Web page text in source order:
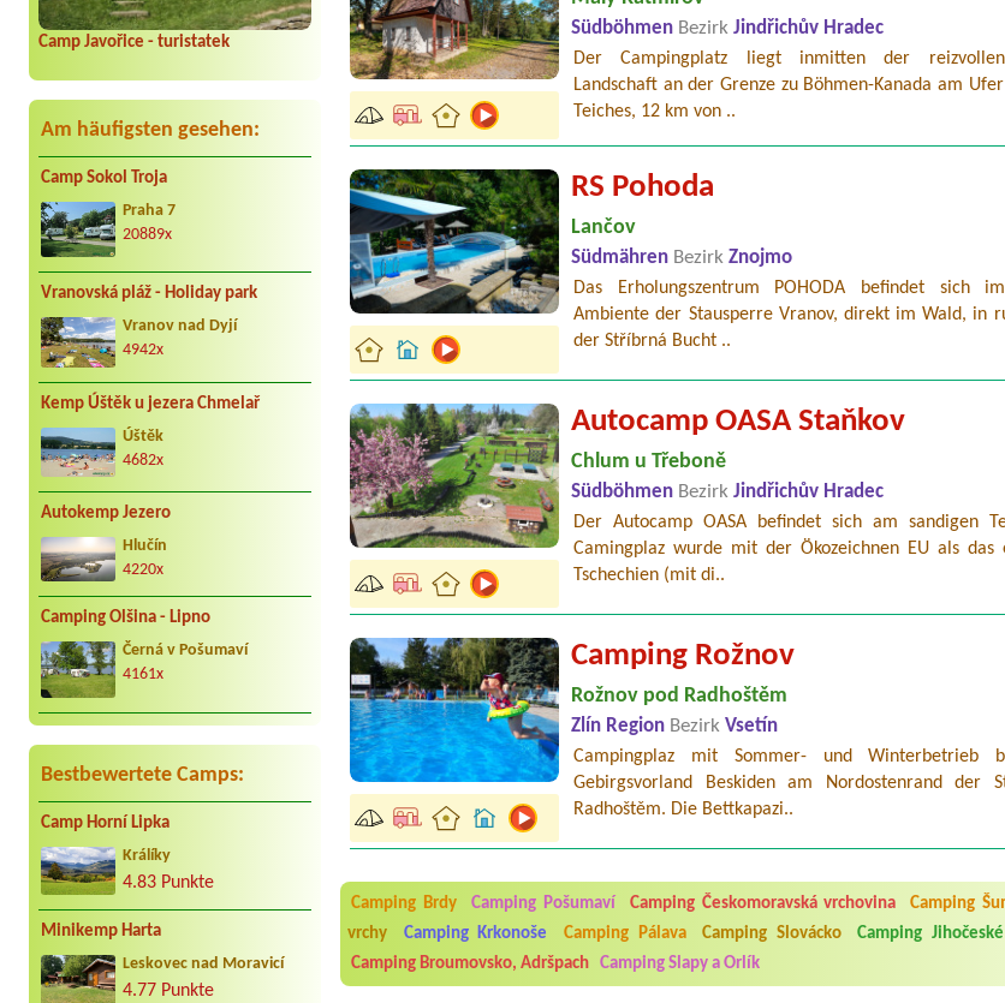
Camp Javořice - turistatek
Am häufigsten gesehen:
Camp Sokol Troja
Praha 7
20889x
Vranovská pláž - Holiday park
Vranov nad Dyjí
4942x
Kemp Úštěk u jezera Chmelař
Úštěk
4682x
Autokemp Jezero
Hlučín
4220x
Camping Olšina - Lipno
Černá v Pošumaví
4161x
Bestbewertete Camps:
Camp Horní Lipka
Králíky
4.83 Punkte
Minikemp Harta
Leskovec nad Moravicí
4.77 Punkte
Südböhmen Bezirk Jindřichův Hradec
Der Campingplatz liegt inmitten der reizvollen
Landschaft an der Grenze zu Böhmen-Kanada am
Teiches, 12 km von ..
RS Pohoda
Lančov
Südmähren Bezirk Znojmo
Das Erholungszentrum POHODA befindet sich
Ambiente der Stausperre Vranov, direkt im Wald, in
der Stříbrná Bucht ..
Autocamp OASA Staňkov
Chlum u Třeboně
Südböhmen Bezirk Jindřichův Hradec
Der Autocamp OASA befindet sich am sandigen
Camingplaz wurde mit der Ökozeichnen EU als das
Tschechien (mit di..
Camping Rožnov
Rožnov pod Radhoštěm
Zlín Region Bezirk Vsetín
Campingplaz mit Sommer- und Winterbetrieb
Gebirgsvorland Beskiden am Nordostenrand der
Radhoštěm. Die Bettkapazi..
Camping Brdy Camping Pošumaví Camping Českomoravská vrchovina Camping
vrchy
Camping Krkonoše Camping Pálava Camping Slovácko Camping
Camping Broumovsko, Adršpach
Camping Slapy a Orlík
Aneta Melicharová***
utěrky, což při množství návštěvníků není samozřejmost. V kempu je obchod a restaurace,
velice zklamalo byl celodenní hluk z repráků u stanů a absolutní bezohlednost ostatních
jak na pouti- z každého koutu hrála jiná hudba.Kemp pěkný, ale takový rámus jsme ještě
Jana*****